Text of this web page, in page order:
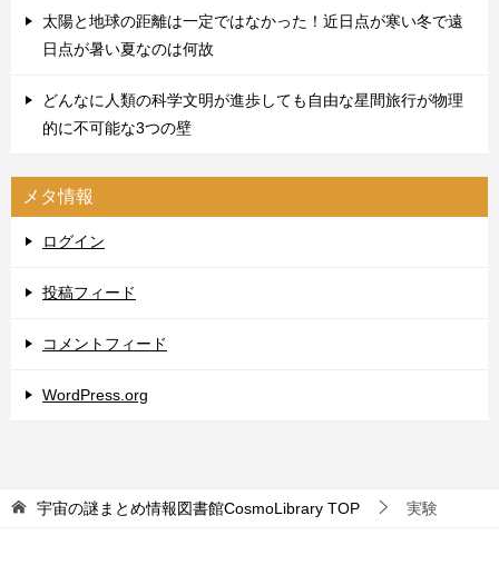
太陽と地球の距離は一定ではなかった！近日点が寒い冬で遠
日点が暑い夏なのは何故
どんなに人類の科学文明が進歩しても自由な星間旅行が物理
的に不可能な3つの壁
メタ情報
ログイン
投稿フィード
コメントフィード
WordPress.org
宇宙の謎まとめ情報図書館CosmoLibrary TOP 実験